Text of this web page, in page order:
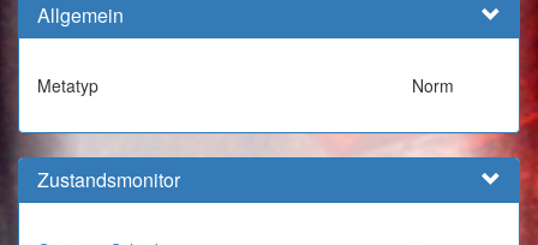
Allgemein
Metatyp Norm
Zustandsmonitor